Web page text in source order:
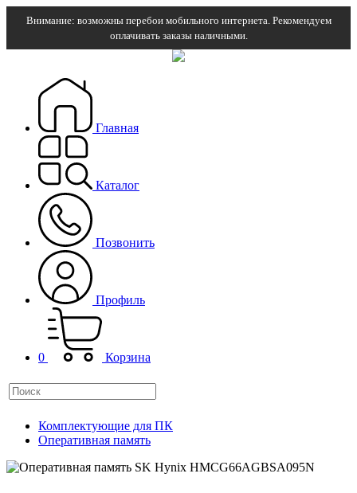
Внимание: возможны перебои мобильного интернета. Рекомендуем
оплачивать заказы наличными.
Главная
Каталог
Позвонить
Профиль
0 Корзина
Комплектующие для ПК
Оперативная память